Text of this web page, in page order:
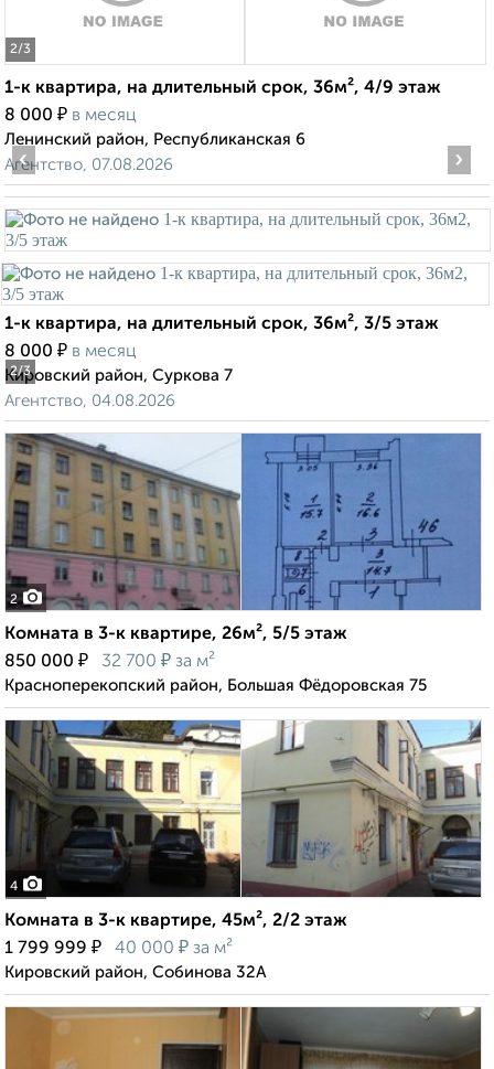
2/3
1-к квартира, на длительный срок, 36м², 4/9 этаж
8 000 ₽ в месяц
Ленинский район, Республиканская 6
Агентство, 07.08.2026
2/3
‹ ›
1-к квартира, на длительный срок, 36м², 3/5 этаж
8 000 ₽ в месяц
Кировский район, Суркова 7
Агентство, 04.08.2026
2
Комната в 3-к квартире, 26м², 5/5 этаж
850 000 ₽ 32 700 ₽ за м²
Красноперекопский район, Большая Фёдоровская 75
4
Комната в 3-к квартире, 45м², 2/2 этаж
1 799 999 ₽ 40 000 ₽ за м²
Кировский район, Собинова 32А